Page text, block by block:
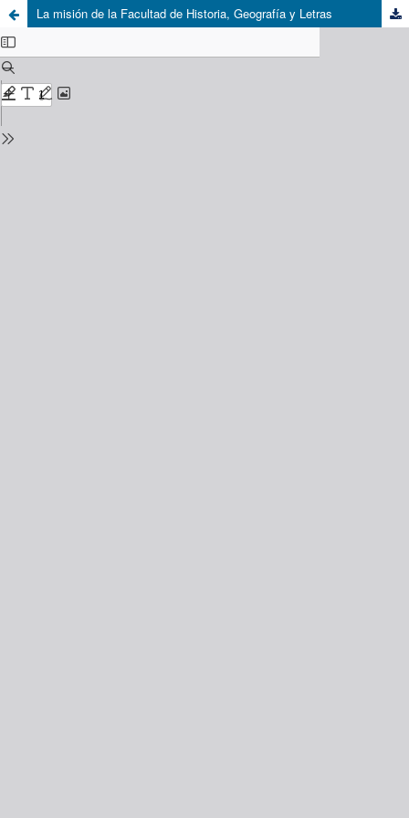
La misión de la Facultad de Historia, Geografía y Letras